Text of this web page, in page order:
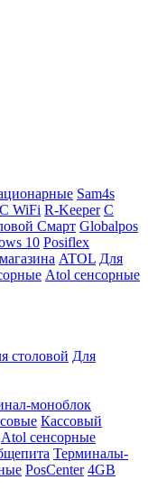
Sam4s
С WiFi R-Keeper С
Смарт Globalpos
10 Posiflex
ATOL Для
Atol сенсорные
столовой Для
моноблок
Кассовый
Atol сенсорные
Терминалы-
PosCenter 4GB